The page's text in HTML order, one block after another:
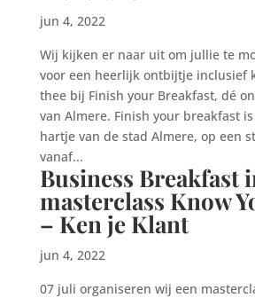
jun 4, 2022
Wij kijken er naar uit om jullie te
voor een heerlijk ontbijtje inclusief
thee bij Finish your Breakfast, dé
van Almere. Finish your breakfast
hartje van de stad Almere, op een
vanaf...
Business Breakfast
masterclass Know
– Ken je Klant
jun 4, 2022
07 juli organiseren wij een